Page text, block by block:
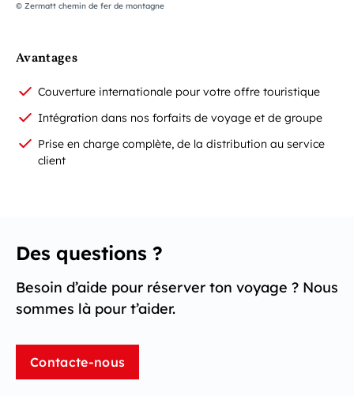
© Zermatt chemin de fer de montagne
Avantages
Couverture internationale pour votre offre touristique
Intégration dans nos forfaits de voyage et de groupe
Prise en charge complète, de la distribution au service
client
Des questions ?
Besoin d’aide pour réserver ton voyage ? Nous
sommes là pour t’aider.
Contacte-nous